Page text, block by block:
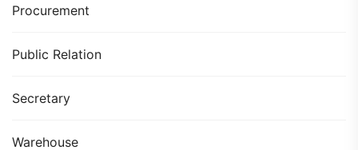
Procurement
Public Relation
Secretary
Warehouse